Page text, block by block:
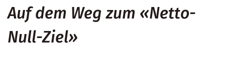
Auf dem Weg zum «Netto-
Null-Ziel»